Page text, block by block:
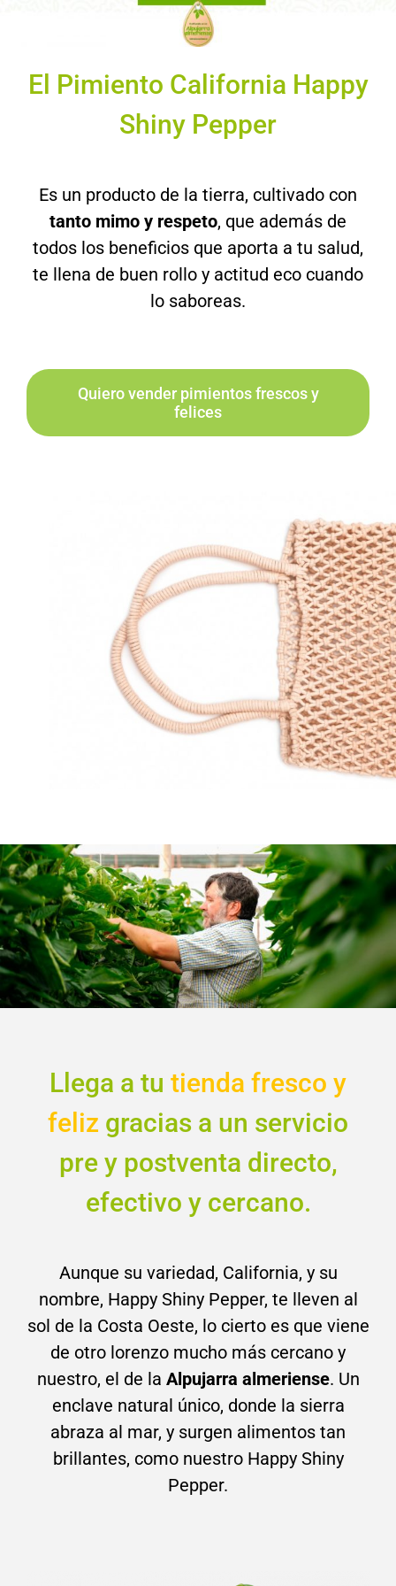
El Pimiento California Happy
Shiny Pepper
Es un producto de la tierra, cultivado con
tanto mimo y respeto, que además de
todos los beneficios que aporta a tu salud,
te llena de buen rollo y actitud eco cuando
lo saboreas.
Quiero vender pimientos frescos y
felices
Llega a tu tienda fresco y
feliz gracias a un servicio
pre y postventa directo,
efectivo y cercano.
Aunque su variedad, California, y su
nombre, Happy Shiny Pepper, te lleven al
sol de la Costa Oeste, lo cierto es que viene
de otro lorenzo mucho más cercano y
nuestro, el de la Alpujarra almeriense. Un
enclave natural único, donde la sierra
abraza al mar, y surgen alimentos tan
brillantes, como nuestro Happy Shiny
Pepper.